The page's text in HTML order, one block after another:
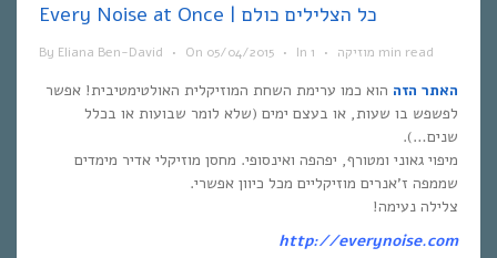
Every Noise at Once | כל הצלילים כולם
By Eliana Ben-David • On 05/04/2015 • In מוזיקה • 1 min read
האתר הזה הוא כמו ערימת השחת המוזיקלית האולטימטיבית! אפשר
לפשפש בו שעות, או בעצם ימים (שלא לומר שבועות או בכלל
שנים…).
מיפוי גאוני ומטורף, יפהפה ואינסופי. מחסן מוזיקלי אדיר מימדים
שממפה ז’אנרים מוזיקליים מכל כיוון אפשרי.
צלילה נעימה!
http://everynoise.com